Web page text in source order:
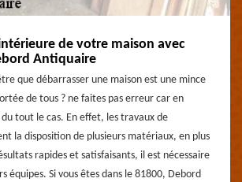
de votre maison avec
Antiquaire
que débarrasser une maison est une mince
de tous ? ne faites pas erreur car en
du tout le cas. En effet, les travaux de
la disposition de plusieurs matériaux, en plus
rapides et satisfaisants, il est nécessaire
équipes. Si vous êtes dans le 81800, Debord